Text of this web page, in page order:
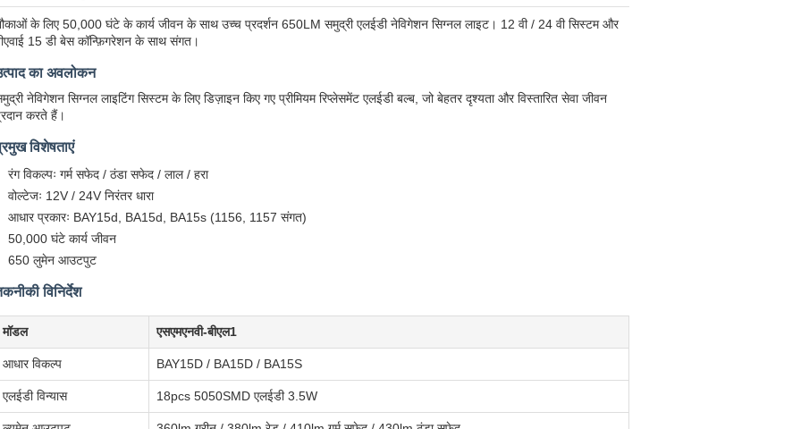
के लिए 50,000 घंटे के कार्य जीवन के साथ उच्च प्रदर्शन 650LM समुद्री एलईडी नेविगेशन सिग्नल लाइट। 12 वी / 24 वी सिस्टम और
15 डी बेस कॉन्फ़िगरेशन के साथ संगत।
का अवलोकन
नेविगेशन सिग्नल लाइटिंग सिस्टम के लिए डिज़ाइन किए गए प्रीमियम रिप्लेसमेंट एलईडी बल्ब, जो बेहतर दृश्यता और विस्तारित सेवा जीवन
करते हैं।
विशेषताएं
रंग विकल्पः गर्म सफेद / ठंडा सफेद / लाल / हरा
वोल्टेजः 12V / 24V निरंतर धारा
आधार प्रकारः BAY15d, BA15d, BA15s (1156, 1157 संगत)
50,000 घंटे कार्य जीवन
650 लुमेन आउटपुट
विनिर्देश
मॉडल एसएमएनवी-बीएल1
आधार विकल्प BAY15D / BA15D / BA15S
एलईडी विन्यास 18pcs 5050SMD एलईडी 3.5W